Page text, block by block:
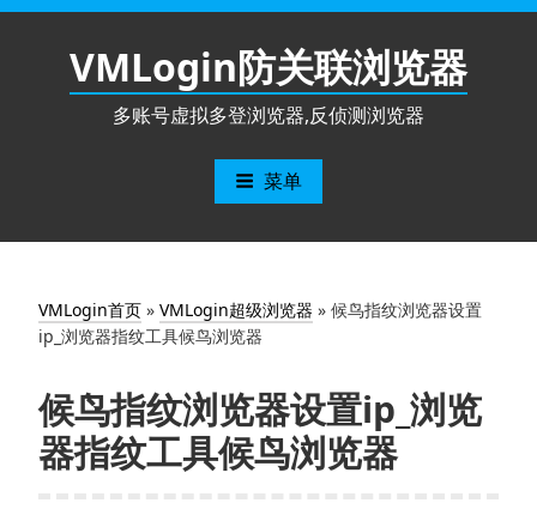
跳
VMLogin防关联浏览器
多账号虚拟多登浏览器,反侦测浏览器
菜单
VMLogin首页 » VMLogin超级浏览器 » 候鸟指纹浏览器设置
ip_浏览器指纹工具候鸟浏览器
候鸟指纹浏览器设置ip_浏览
器指纹工具候鸟浏览器